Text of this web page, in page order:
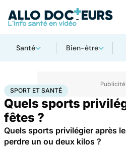
Santé Bien-être
AccueilBien-êtreSport santé Sport et santé
SPORT ET SANTÉ
Quels sports
fêtes ?
Quels sports privilégier après
perdre un ou deux kilos ?